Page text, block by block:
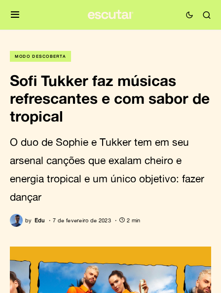
MODO DESCOBERTA
Sofi Tukker faz músicas
refrescantes e com sabor de
tropical
O duo de Sophie e Tukker tem em seu
arsenal canções que exalam cheiro e
energia tropical e um único objetivo: fazer
dançar
by Edu 7 de fevereiro de 2023 2 min